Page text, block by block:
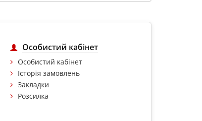
Особистий кабінет
Особистий кабінет
Історія замовлень
Закладки
Розсилка